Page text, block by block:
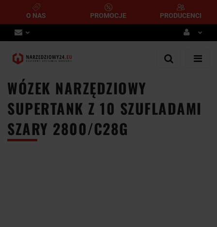
O NAS PROMOCJE PRODUCENCI
Zaloguj się
WÓZEK NARZĘDZIOWY
SUPERTANK Z 10 SZUFLADAMI
SZARY 2800/C28G